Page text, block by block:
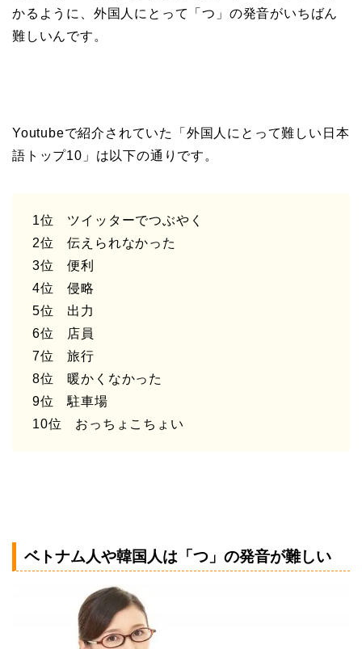
かるように、外国人にとって「つ」の発音がいちばん
難しいんです。
Youtubeで紹介されていた「外国人にとって難しい日本
語トップ10」は以下の通りです。
1位 ツイッターでつぶやく
2位 伝えられなかった
3位 便利
4位 侵略
5位 出力
6位 店員
7位 旅行
8位 暖かくなかった
9位 駐車場
10位 おっちょこちょい
ベトナム人や韓国人は「つ」の発音が難しい